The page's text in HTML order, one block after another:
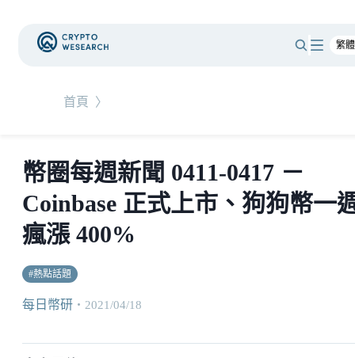
首頁 〉
幣圈每週新聞 0411-0417 －
Coinbase 正式上市、狗狗幣一
瘋漲 400%
#熱點話題
每日幣研 ・ 2021/04/18